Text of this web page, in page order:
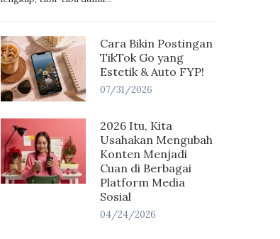
Cara Bikin Postingan
TikTok Go yang
Estetik & Auto FYP!
07/31/2026
2026 Itu, Kita
Usahakan Mengubah
Konten Menjadi
Cuan di Berbagai
Platform Media
Sosial
04/24/2026